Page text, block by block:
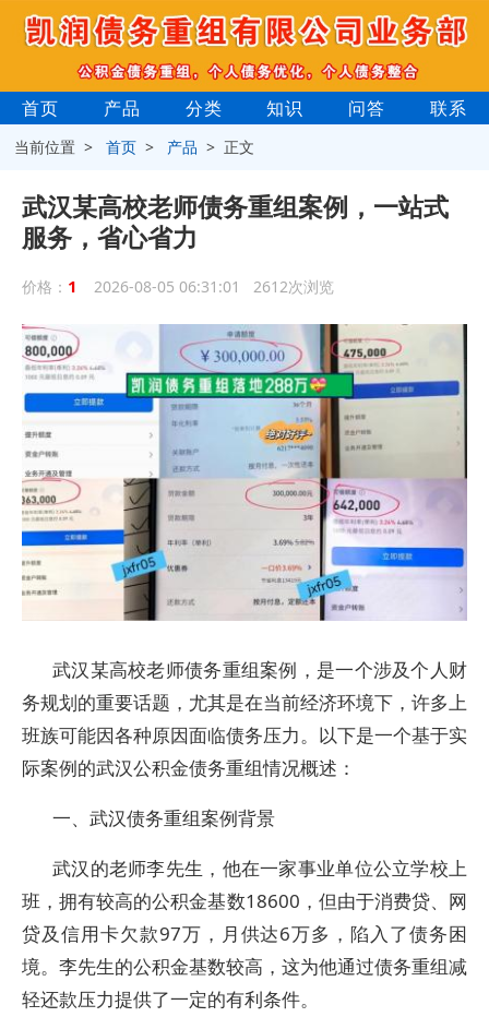
首页 产品 分类 知识 问答 联系
当前位置 >首页 > 产品 > 正文
武汉某高校老师债务重组案例，一站式
服务，省心省力
价格： 1 2026-08-05 06:31:01 2612次浏览
武汉某高校老师债务重组案例，是一个涉及个人财
务规划的重要话题，尤其是在当前经济环境下，许多上
班族可能因各种原因面临债务压力。以下是一个基于实
际案例的武汉公积金债务重组情况概述：
一、武汉债务重组案例背景
武汉的老师李先生，他在一家事业单位公立学校上
班，拥有较高的公积金基数18600，但由于消费贷、网
贷及信用卡欠款97万，月供达6万多，陷入了债务困
境。李先生的公积金基数较高，这为他通过债务重组减
轻还款压力提供了一定的有利条件。